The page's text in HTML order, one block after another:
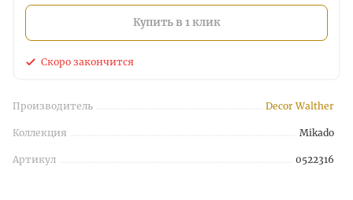
Купить в 1 клик
Скоро закончится
Производитель Decor Walther
Коллекция Mikado
Артикул 0522316